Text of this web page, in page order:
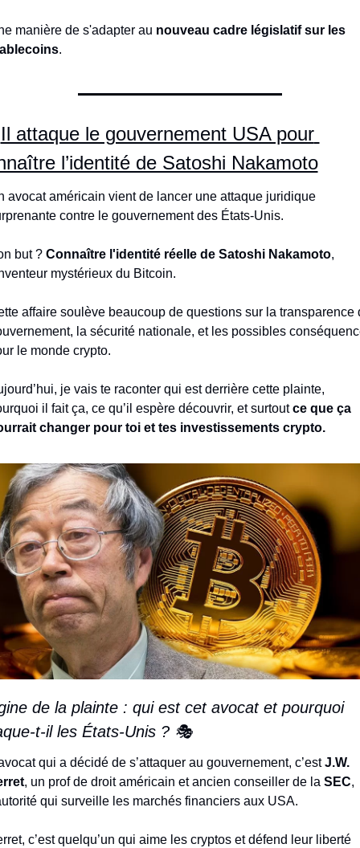
manière de s'adapter au nouveau cadre législatif sur les
.
Il attaque le gouvernement USA pour
l’identité de Satoshi Nakamoto
avocat américain vient de lancer une attaque juridique
contre le gouvernement des États-Unis.
but ? Connaître l'identité réelle de Satoshi Nakamoto,
mystérieux du Bitcoin.
affaire soulève beaucoup de questions sur la transparence
la sécurité nationale, et les possibles
le monde crypto.
je vais te raconter qui est derrière cette plainte,
il fait ça, ce qu’il espère découvrir, et surtout ce que ça
changer pour toi et tes investissements crypto.
de la plainte : qui est cet avocat et pourquoi
t-il les États-Unis ? 🎭
qui a décidé de s’attaquer au gouvernement, c’est J.W.
, un prof de droit américain et ancien conseiller de la SEC,
qui surveille les marchés financiers aux USA.
c’est quelqu’un qui aime les cryptos et défend leur liberté